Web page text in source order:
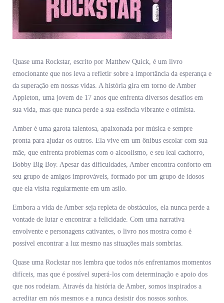
Quase uma Rockstar, escrito por Matthew Quick, é um livro
emocionante que nos leva a refletir sobre a importância da esperança e
da superação em nossas vidas. A história gira em torno de Amber
Appleton, uma jovem de 17 anos que enfrenta diversos desafios em
sua vida, mas que nunca perde a sua essência vibrante e otimista.
Amber é uma garota talentosa, apaixonada por música e sempre
pronta para ajudar os outros. Ela vive em um ônibus escolar com sua
mãe, que enfrenta problemas com o alcoolismo, e seu leal cachorro,
Bobby Big Boy. Apesar das dificuldades, Amber encontra conforto em
seu grupo de amigos improváveis, formado por um grupo de idosos
que ela visita regularmente em um asilo.
Embora a vida de Amber seja repleta de obstáculos, ela nunca perde a
vontade de lutar e encontrar a felicidade. Com uma narrativa
envolvente e personagens cativantes, o livro nos mostra como é
possível encontrar a luz mesmo nas situações mais sombrias.
Quase uma Rockstar nos lembra que todos nós enfrentamos momentos
difíceis, mas que é possível superá-los com determinação e apoio dos
que nos rodeiam. Através da história de Amber, somos inspirados a
acreditar em nós mesmos e a nunca desistir dos nossos sonhos.